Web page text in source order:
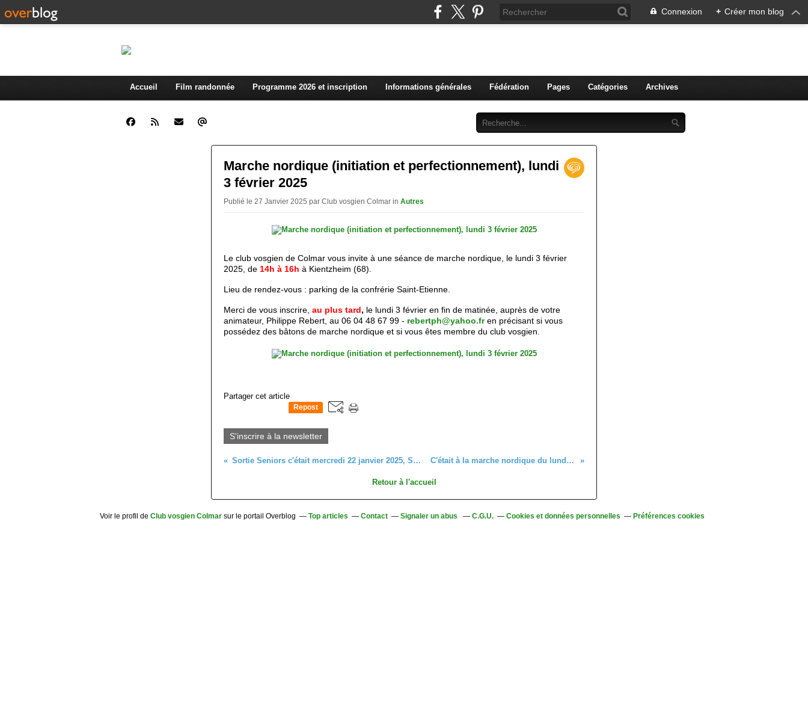
Connexion + Créer mon blog
Accueil Film randonnée Programme 2026 et inscription Informations générales Fédération Pages Catégories Archives
Marche nordique (initiation et perfectionnement), lundi
3 février 2025
Publié le 27 Janvier 2025 par Club vosgien Colmar in Autres
Le club vosgien de Colmar vous invite à une séance de marche nordique, le lundi 3 février
2025, de 14h à 16h à Kientzheim (68)
Lieu de rendez-vous : parking de la confrérie Saint-Etienne.
Merci de vous inscrire, au plus tard, le lundi 3 février en fin de matinée, auprès de votre
animateur, Philippe Rebert, au 06 04 48 67 99 - rebertph@yahoo.fren précisant si vous
possédez des bâtons de marche nordique et si vous êtes membre du club vosgien.
Partager cet article
Repost
S'inscrire à la newsletter
Sortie Seniors c'était mercredi 22 janvier 2025, Soultzeren - Munster. C'était à la marche nordique du lundi 27 janvier 2025
Retour à l'accueil
Voir le profil de Club vosgien Colmar sur le portail Overblog Top articles Contact Signaler un abus C.G.U. Cookies et données personnelles Préférences cookies